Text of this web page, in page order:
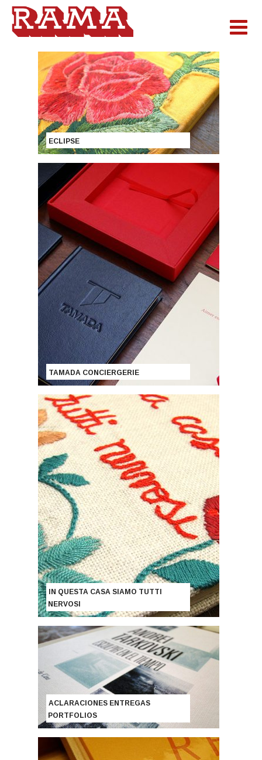
ECLIPSE
TAMADA CONCIERGERIE
IN QUESTA CASA SIAMO TUTTI
NERVOSI
ACLARACIONES ENTREGAS
PORTFOLIOS